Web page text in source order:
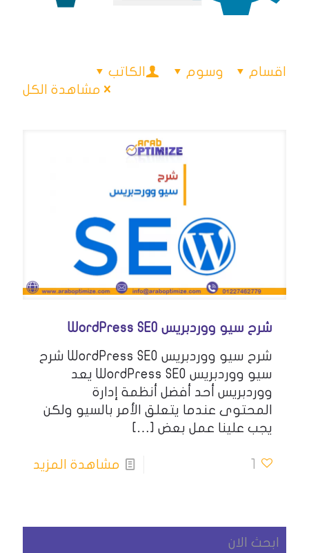
اقسام وسوم
الكاتب
مشاهدة الكل
شرح سيو ووردبريس WordPress SEO
شرح سيو ووردبريس WordPress SEO شرح
سيو ووردبريس WordPress SEO يعد
ووردبريس أحد أفضل أنظمة إدارة
المحتوى عندما يتعلق الأمر بالسيو ولكن
يجب علينا عمل بعض […]
1 مشاهدة المزيد